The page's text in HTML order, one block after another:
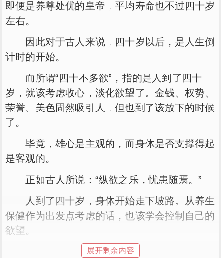
即便是养尊处优的皇帝，平均寿命也不过四十岁
左右。
因此对于古人来说，四十岁以后，是人生倒
计时的开始。
而所谓“四十不多欲”，指的是人到了四十
岁，就该考虑收心，淡化欲望了。金钱、权势、
荣誉、美色固然吸引人，但也到了该放下的时候
了。
毕竟，雄心是主观的，而身体是否支撑得起
是客观的。
正如古人所说：“纵欲之乐，忧患随焉。”
人到了四十岁，身体开始走下坡路。从养生
保健作为出发点考虑的话，也该学会控制自己的
欲望。
作为现代人，刚刚进入不惑之年，正是家中
展开剩余内容